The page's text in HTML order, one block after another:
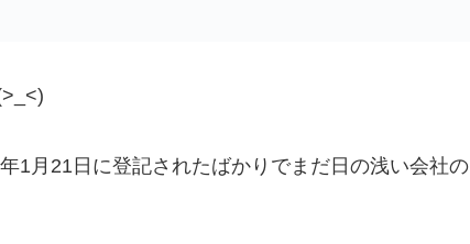
1月21日に登記されたばかりでまだ日の浅い会社の